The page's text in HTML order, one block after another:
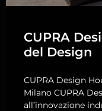
CUPRA
del Design
CUPRA Design
Milano CUPRA
all’innovazione